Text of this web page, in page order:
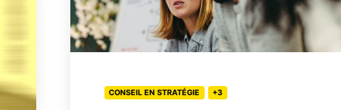
questions
qui
déterminent
réussiteCONSEIL EN STRATÉGIE +3